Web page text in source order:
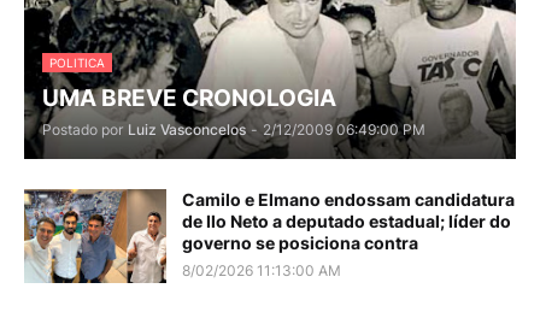
POLITICA
UMA BREVE CRONOLOGIA
Postado por Luiz Vasconcelos - 2/12/2009 06:49:00 PM
Camilo e Elmano endossam candidatura
de Ilo Neto a deputado estadual; líder do
governo se posiciona contra
8/02/2026 11:13:00 AM